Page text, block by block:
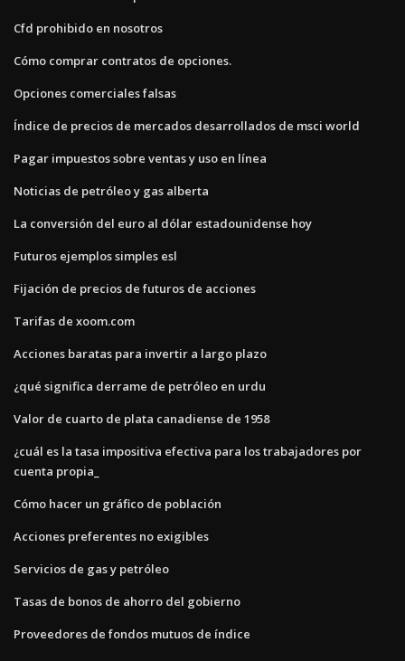
Cfd prohibido en nosotros
Cómo comprar contratos de opciones.
Opciones comerciales falsas
Índice de precios de mercados desarrollados de msci world
Pagar impuestos sobre ventas y uso en línea
Noticias de petróleo y gas alberta
La conversión del euro al dólar estadounidense hoy
Futuros ejemplos simples esl
Fijación de precios de futuros de acciones
Tarifas de xoom.com
Acciones baratas para invertir a largo plazo
¿qué significa derrame de petróleo en urdu
Valor de cuarto de plata canadiense de 1958
¿cuál es la tasa impositiva efectiva para los trabajadores por
cuenta propia_
Cómo hacer un gráfico de población
Acciones preferentes no exigibles
Servicios de gas y petróleo
Tasas de bonos de ahorro del gobierno
Proveedores de fondos mutuos de índice